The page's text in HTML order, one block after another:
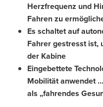
Herzfrequenz und
Fahren zu
Es schaltet auf
Fahrer gestresst ist,
der Kabine
Eingebettete
Mobilität anwendet
als „fahrendes